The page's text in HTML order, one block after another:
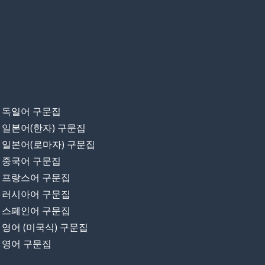
독일어 구문집
일본어(한자) 구문집
일본어(로마자) 구문집
중국어 구문집
프랑스어 구문집
러시아어 구문집
스페인어 구문집
영어 (미국식) 구문집
영어 구문집